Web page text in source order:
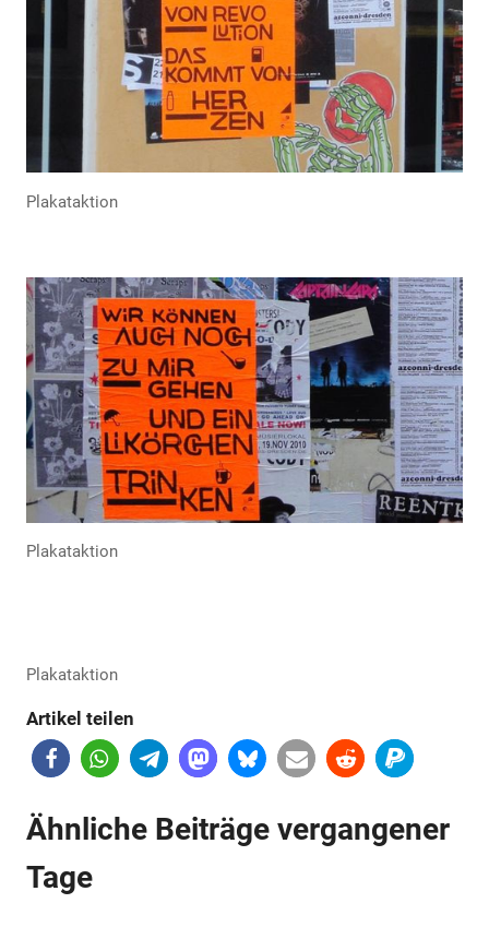
Plakataktion
Plakataktion
Plakataktion
Artikel teilen
Ähnliche Beiträge vergangener
Tage